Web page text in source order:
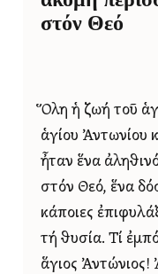
στόν Θεό
Ὅλη ἡ ζωή τοῦ
ἁγίου Ἀντωνίου
ἦταν ἕνα
στόν Θεό, ἕνα
κάποιες
τή θυσία. Τί
ἅγιος Ἀντώνιος!